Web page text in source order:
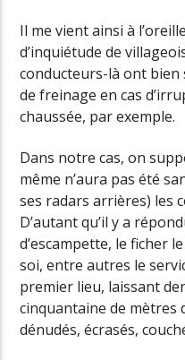
Il me vient ainsi à
d’inquiétude de
conducteurs-là ont bien
de freinage en cas
chaussée, par exemple.
Dans notre cas, on
même n’aura pas été
ses radars arrières) les
D’autant qu’il y a
d’escampette, le ficher
soi, entre autres le
premier lieu, laissant
cinquantaine de mètres
dénudés, écrasés,